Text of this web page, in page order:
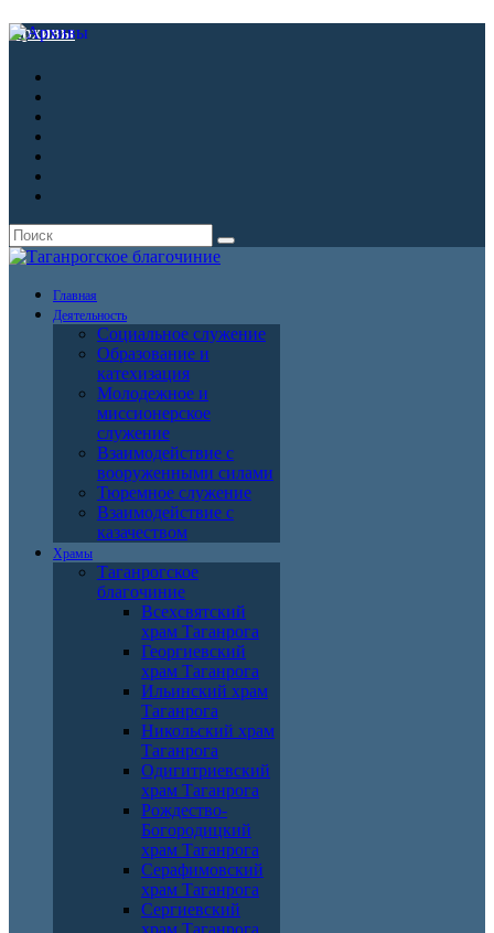
Архивы
Главная
Деятельность
Социальное служение
Образование и
катехизация
Молодежное и
миссионерское
служение
Взаимодействие с
вооруженными силами
Тюремное служение
Взаимодействие с
казачеством
Храмы
Таганрогское
благочиние
Всехсвятский
храм Таганрога
Георгиевский
храм Таганрога
Ильинский храм
Таганрога
Никольский храм
Таганрога
Одигитриевский
храм Таганрога
Рождество-
Богородицкий
храм Таганрога
Серафимовский
храм Таганрога
Сергиевский
храм Таганрога